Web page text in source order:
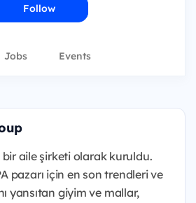
Follow
Jobs Events
bir aile şirketi olarak kuruldu.
pazarı için en son trendleri ve
yansıtan giyim ve mallar,